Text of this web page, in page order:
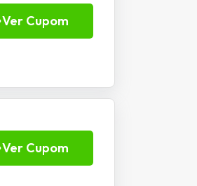
Ver Cupom
Ver Cupom